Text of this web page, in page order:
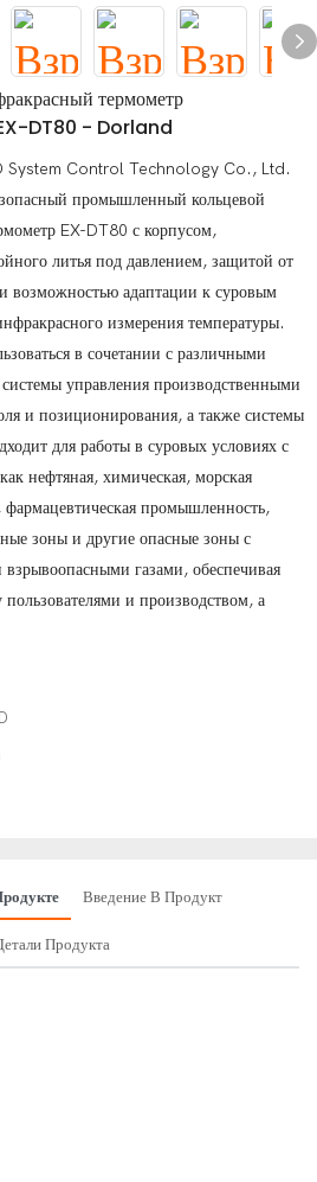
термометр
EX-DT80 - Dorland
System Control Technology Co., Ltd.
промышленный кольцевой
EX-DT80 с корпусом,
литья под давлением, защитой от
возможностью адаптации к суровым
измерения температуры.
в сочетании с различными
управления производственными
и позиционирования, а также системы
для работы в суровых условиях с
нефтяная, химическая, морская
промышленность,
зоны и другие опасные зоны с
газами, обеспечивая
и производством, а
Введение В Продукт
Продукта